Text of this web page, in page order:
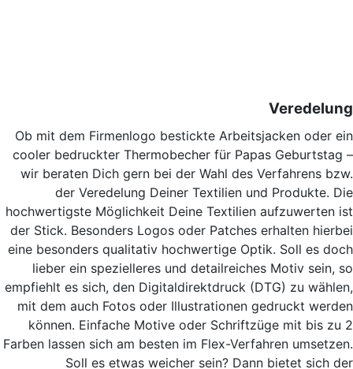
Veredelung
Ob mit dem Firmenlogo bestickte Arbeitsjacken oder ein
cooler bedruckter Thermobecher für Papas Geburtstag –
wir beraten Dich gern bei der Wahl des Verfahrens bzw.
der Veredelung Deiner Textilien und Produkte. Die
hochwertigste Möglichkeit Deine Textilien aufzuwerten ist
der Stick. Besonders Logos oder Patches erhalten hierbei
eine besonders qualitativ hochwertige Optik. Soll es doch
lieber ein spezielleres und detailreiches Motiv sein, so
empfiehlt es sich, den Digitaldirektdruck (DTG) zu wählen,
mit dem auch Fotos oder Illustrationen gedruckt werden
können. Einfache Motive oder Schriftzüge mit bis zu 2
Farben lassen sich am besten im Flex-Verfahren umsetzen.
Soll es etwas weicher sein? Dann bietet sich der